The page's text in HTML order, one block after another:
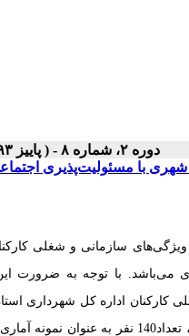
دوره ۲، شماره ۸ - ( پاییز ۱۳۹۳ )
با مسئولیت‌پذیری
سازمانی و شغلی
می‌باشد. با توجه به ضرورت
کارکنان اداره کل شهرداری
140 نفر به عنوان نمونه